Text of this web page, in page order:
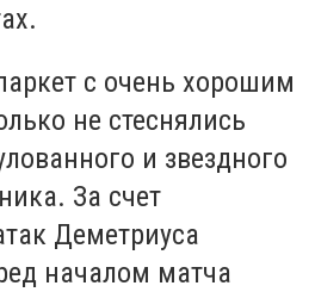
с очень хорошим
не стеснялись
и звездного
За счет
Деметриуса
началом матча